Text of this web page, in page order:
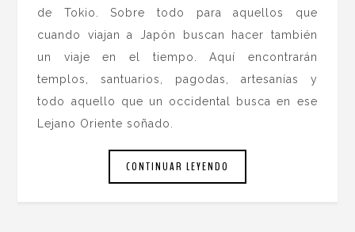
de Tokio. Sobre todo para aquellos que
cuando viajan a Japón buscan hacer también
un viaje en el tiempo. Aquí encontrarán
templos, santuarios, pagodas, artesanías y
todo aquello que un occidental busca en ese
Lejano Oriente soñado.
CONTINUAR LEYENDO